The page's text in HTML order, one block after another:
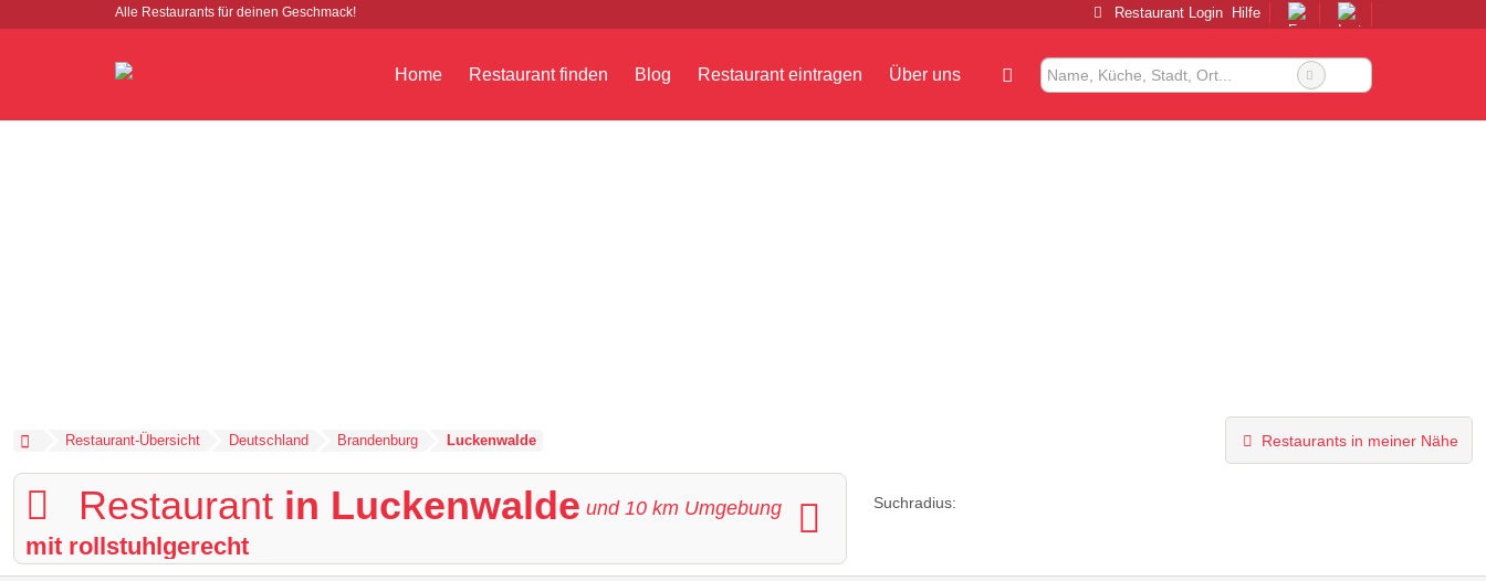
Alle Restaurants für deinen Geschmack! Restaurant Login Hilfe
Home Restaurant finden Blog Restaurant eintragen Über uns
Restaurant-Übersicht Deutschland Brandenburg Luckenwalde Restaurants in meiner Nähe
Restaurant in Luckenwalde und 10 km Umgebung
mit rollstuhlgerecht
Suchradius: